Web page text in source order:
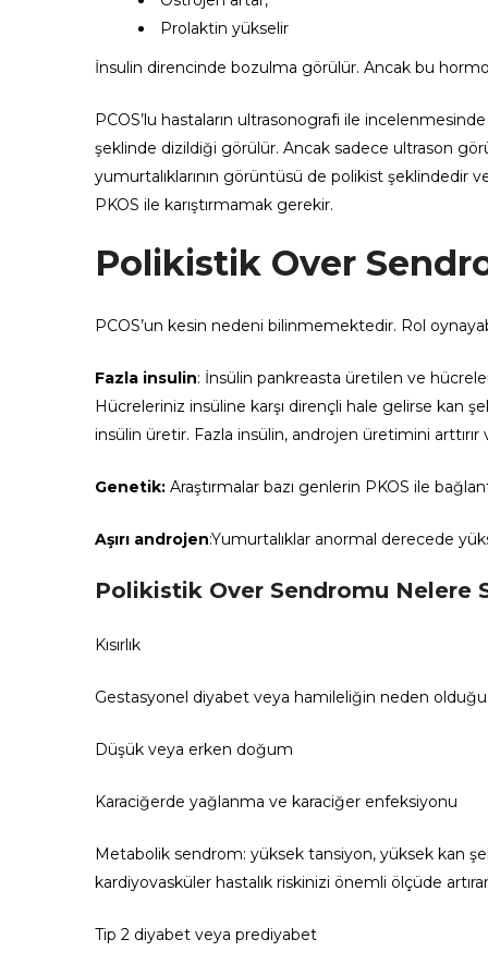
Prolaktin yükselir
İnsulin direncinde bozulma görülür. Ancak bu
PCOS’lu hastaların ultrasonografi ile
şeklinde dizildiği görülür. Ancak sadece ultrason
yumurtalıklarının görüntüsü de polikist şeklindedir
PKOS ile karıştırmamak gerekir.
Polikistik Over
PCOS’un kesin nedeni bilinmemektedir. Rol
Fazla insulin: İnsülin pankreasta üretilen ve
Hücreleriniz insüline karşı dirençli hale gelirse kan
insülin üretir. Fazla insülin, androjen üretimini
Genetik: Araştırmalar bazı genlerin PKOS ile
Aşırı androjen:Yumurtalıklar anormal derecede
Polikistik Over Sendromu Nelere
Kısırlık
Gestasyonel diyabet veya hamileliğin neden
Düşük veya erken doğum
Karaciğerde yağlanma ve karaciğer enfeksiyonu
Metabolik sendrom: yüksek tansiyon, yüksek kan
kardiyovasküler hastalık riskinizi önemli ölçüde
Tip 2 diyabet veya prediyabet